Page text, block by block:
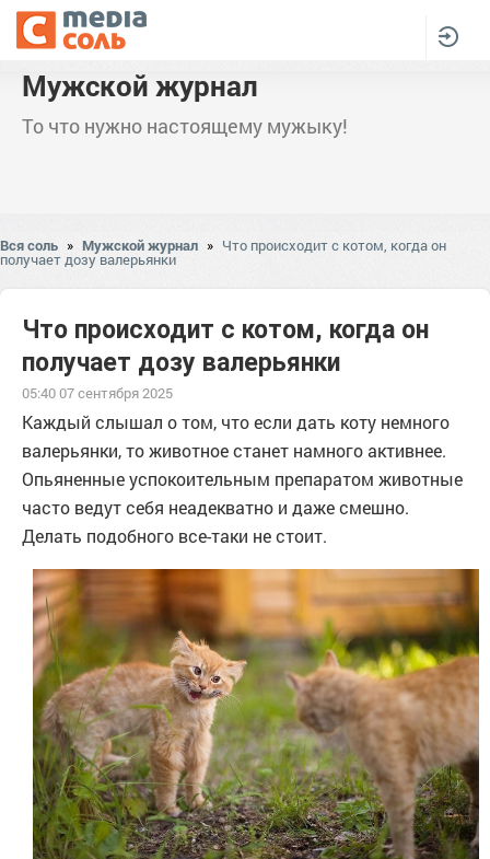
Мужской журнал
То что нужно настоящему мужыку!
Вся соль » Мужской журнал » Что происходит с котом, когда он
получает дозу валерьянки
Что происходит с котом, когда он
получает дозу валерьянки
05:40 07 сентября 2025
Каждый слышал о том, что если дать коту немного
валерьянки, то животное станет намного активнее.
Опьяненные успокоительным препаратом животные
часто ведут себя неадекватно и даже смешно.
Делать подобного все-таки не стоит.